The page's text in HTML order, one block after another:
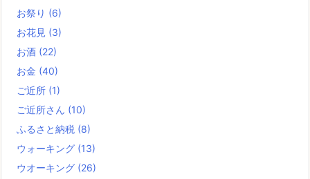
お祭り (6)
お花見 (3)
お酒 (22)
お金 (40)
ご近所 (1)
ご近所さん (10)
ふるさと納税 (8)
ウォーキング (13)
ウオーキング (26)